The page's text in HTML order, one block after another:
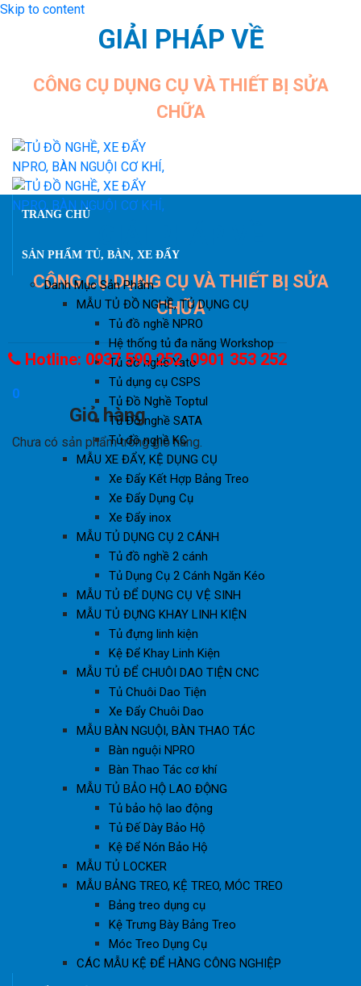
Skip to content
GIẢI PHÁP VỀ
CÔNG CỤ DỤNG CỤ VÀ THIẾT BỊ SỬA
CHỮA
CÔNG CỤ DỤNG CỤ VÀ THIẾT BỊ SỬA
CHỮA
Hotline: 0937 590 252 0901 353 252
0
Giỏ hàng
Chưa có sản phẩm trong giỏ hàng.
TRANG CHỦ
SẢN PHẨM TỦ, BÀN, XE ĐẨY
Danh Mục Sản Phẩm
MẪU TỦ ĐỒ NGHỀ, TỦ DỤNG CỤ
Tủ đồ nghề NPRO
Hệ thống tủ đa năng Workshop
Tủ đồ nghề Yato
Tủ dụng cụ CSPS
Tủ Đồ Nghề Toptul
Tủ Đồ nghề SATA
Tủ đồ nghề KC
MẪU XE ĐẨY, KỆ DỤNG CỤ
Xe Đẩy Kết Hợp Bảng Treo
Xe Đẩy Dụng Cụ
Xe Đẩy inox
MẪU TỦ DỤNG CỤ 2 CÁNH
Tủ đồ nghề 2 cánh
Tủ Dụng Cụ 2 Cánh Ngăn Kéo
MẪU TỦ ĐỂ DỤNG CỤ VỆ SINH
MẪU TỦ ĐỰNG KHAY LINH KIỆN
Tủ đựng linh kiện
Kệ Để Khay Linh Kiện
MẪU TỦ ĐỂ CHUÔI DAO TIỆN CNC
Tủ Chuôi Dao Tiện
Xe Đẩy Chuôi Dao
MẪU BÀN NGUỘI, BÀN THAO TÁC
Bàn nguội NPRO
Bàn Thao Tác cơ khí
MẪU TỦ BẢO HỘ LAO ĐỘNG
Tủ bảo hộ lao động
Tủ Đế Dày Bảo Hộ
Kệ Để Nón Bảo Hộ
MẪU TỦ LOCKER
MẪU BẢNG TREO, KỆ TREO, MÓC TREO
Bảng treo dụng cụ
Kệ Trưng Bày Bảng Treo
Móc Treo Dụng Cụ
CÁC MẪU KỆ ĐỂ HÀNG CÔNG NGHIỆP